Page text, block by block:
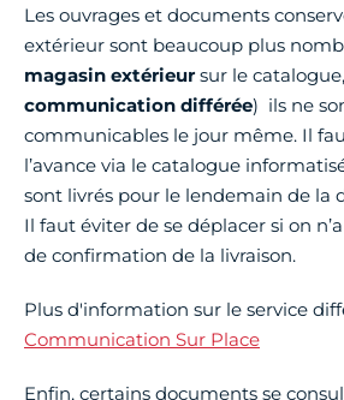
Les ouvrages et documents
extérieur sont beaucoup plus
magasin extérieursur le
communication différée) ils ne
communicables le jour même. Il
l’avance via le catalogue
sont livrés pour le lendemain de la
Il faut éviter de se déplacer si on
de confirmation de la livraison.
Plus d'information sur le service
Communication Sur Place
Enfin, certains documents se